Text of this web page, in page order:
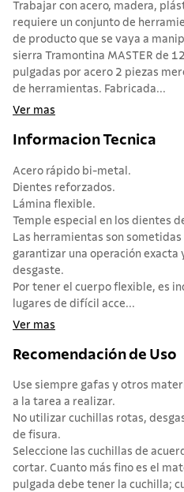
Trabajar con acero, madera,
requiere un conjunto de
de producto que se vaya a
sierra Tramontina MASTER de
pulgadas por acero 2 piezas
de herramientas. Fabricada...
Ver mas
Informacion Tecnica
Acero rápido bi-metal.
Dientes reforzados.
Lámina flexible.
Temple especial en los dientes
Las herramientas son
garantizar una operación exacta
desgaste.
Por tener el cuerpo flexible, es
lugares de difícil acce...
Ver mas
Recomendación de Uso
Use siempre gafas y otros
a la tarea a realizar.
No utilizar cuchillas rotas,
de fisura.
Seleccione las cuchillas de
cortar. Cuanto más fino es el
pulgada debe tener la cuchilla;